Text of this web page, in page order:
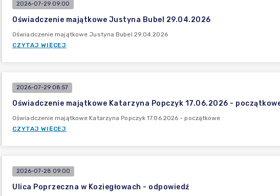
2026-07-29 09:00
Oświadczenie majątkowe Justyna Bubel 29.04.2026
Oświadczenie majątkowe Justyna Bubel 29.04.2026
CZYTAJ WIĘCEJ
2026-07-29 08:57
Oświadczenie majątkowe Katarzyna Popczyk 17.06.2026 -
Oświadczenie majątkowe Katarzyna Popczyk 17.06.2026 - początkowe
CZYTAJ WIĘCEJ
2026-07-28 09:00
Ulica Poprzeczna w Koziegłowach - odpowiedź